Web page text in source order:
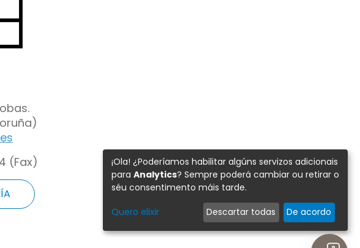
(Fax)
son Sogama Bot, un asistente IA para solventar as túas consultas sobre residuos.
¡Ola! ¿Poderíamos habilitar algúns servizos adicionais
para Analytics? Sempre poderá cambiar ou retirar o
séu consentimento máis tarde.
Quero elixir Descartar todas De acordo